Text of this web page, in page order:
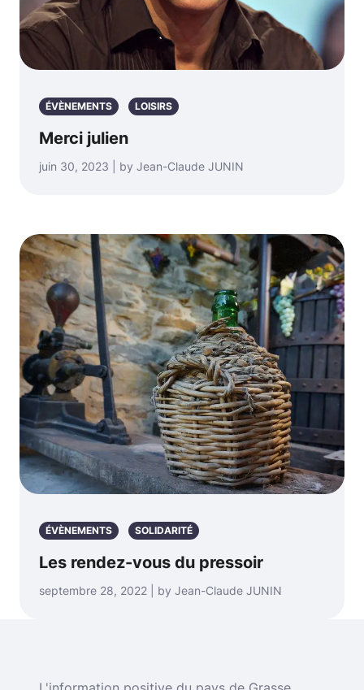
ÉVÈNEMENTS LOISIRS
Merci julien
juin 30, 2023 | by Jean-Claude JUNIN
ÉVÈNEMENTS SOLIDARITÉ
Les rendez-vous du pressoir
septembre 28, 2022 | by Jean-Claude JUNIN